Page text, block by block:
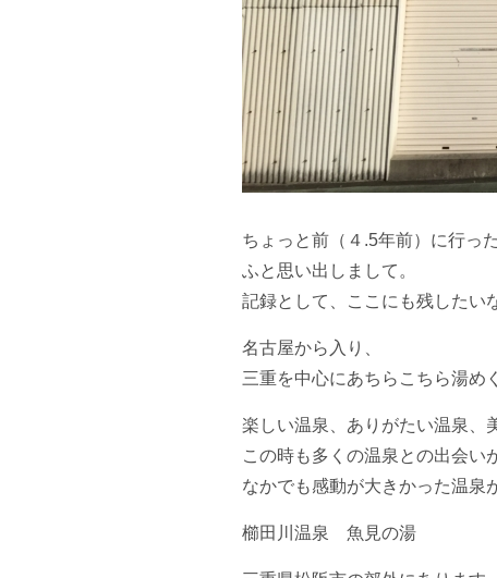
ちょっと前（４.5年前）に行っ
ふと思い出しまして。
記録として、ここにも残したい
名古屋から入り、
三重を中心にあちらこちら湯め
楽しい温泉、ありがたい温泉、
この時も多くの温泉との出会い
なかでも感動が大きかった温泉
櫛田川温泉 魚見の湯